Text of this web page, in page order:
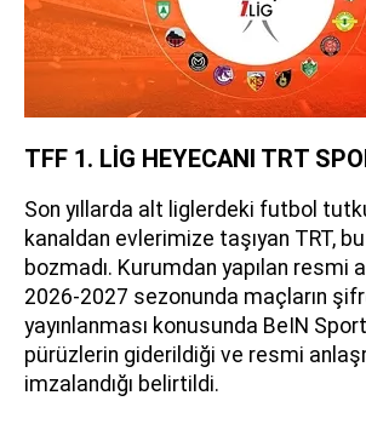
TFF 1. LİG HEYECANI TRT
Son yıllarda alt liglerdeki futbol
kanaldan evlerimize taşıyan TRT,
bozmadı. Kurumdan yapılan resmi
2026-2027 sezonunda maçların
yayınlanması konusunda BeIN
pürüzlerin giderildiği ve resmi
imzalandığı belirtildi.